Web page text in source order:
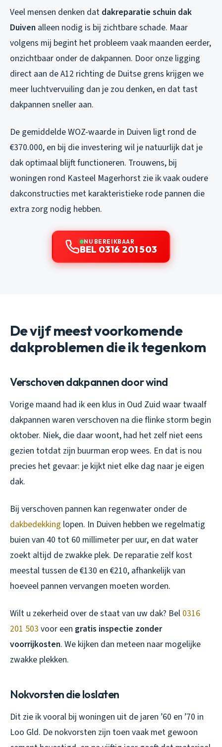
Veel mensen denken dat dakreparatie schuin dak
Duiven alleen nodig is bij zichtbare schade. Maar
volgens mij begint het probleem vaak maanden eerder,
onzichtbaar onder de dakpannen. Door onze ligging
direct aan de A12 richting de Duitse grens krijgen we
meer luchtvervuiling dan je zou denken, en dat tast
dakpannen sneller aan.
De gemiddelde WOZ-waarde in Duiven ligt rond de
€370.000, en bij die investering wil je natuurlijk dat je
dak optimaal blijft functioneren. Trouwens, bij
woningen rond Kasteel Magerhorst zie ik vaak oudere
dakconstructies met karakteristieke rode pannen die
extra zorg nodig hebben.
NU BEREIKBAAR
BEL 0316 201 503
De vijf meest voorkomende
dakproblemen die ik tegenkom
Verschoven dakpannen door wind
Vorige maand had ik een klus in Oud Zuid waar twaalf
dakpannen waren verschoven na die flinke storm begin
oktober. Niek, die daar woont, had het zelf niet eens
gezien totdat zijn buurman erop wees. En dat is nou
precies het gevaar: je kijkt niet elke dag naar je eigen
dak.
Bij verschoven pannen kan regenwater onder de
dakbedekking lopen. In Duiven hebben we regelmatig
buien van 40 tot 60 millimeter per uur, en dat water
zoekt altijd de zwakke plek. De reparatie zelf kost
meestal tussen de €130 en €210, afhankelijk van
hoeveel pannen vervangen moeten worden.
Wilt u zekerheid over de staat van uw dak? Bel 0316
201 503 voor een gratis inspectie zonder
voorrijkosten. We kijken dan meteen naar mogelijke
zwakke plekken.
Nokvorsten die loslaten
Dit zie ik vooral bij woningen uit de jaren ’60 en ’70 in
Loo Gld. De nokvorsten zijn toen vaak met gewoon